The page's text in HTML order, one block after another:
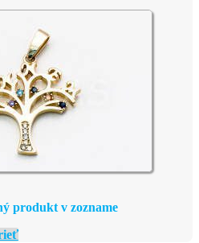
produkt v zozname